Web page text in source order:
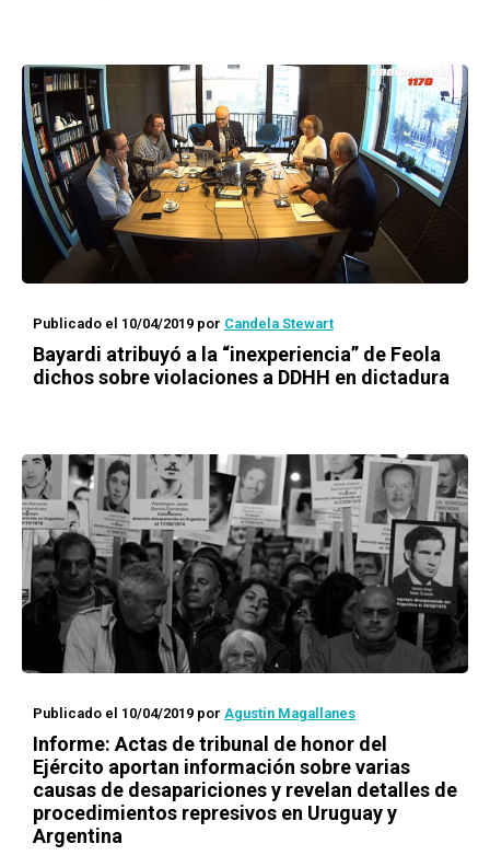
Publicado el 10/04/2019 por Candela Stewart
Bayardi atribuyó a la “inexperiencia” de Feola
dichos sobre violaciones a DDHH en dictadura
Publicado el 10/04/2019 por Agustín Magallanes
Informe: Actas de tribunal de honor del
Ejército aportan información sobre varias
causas de desapariciones y revelan detalles de
procedimientos represivos en Uruguay y
Argentina